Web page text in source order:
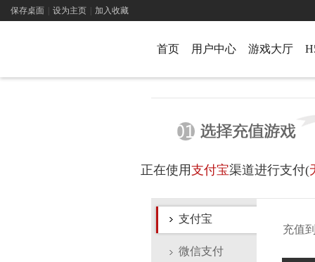
保存桌面 设为主页 加入收藏
首页 用户中心 游戏大厅
正在使用支付宝渠道进行支付(
支付宝
微信支付
充值